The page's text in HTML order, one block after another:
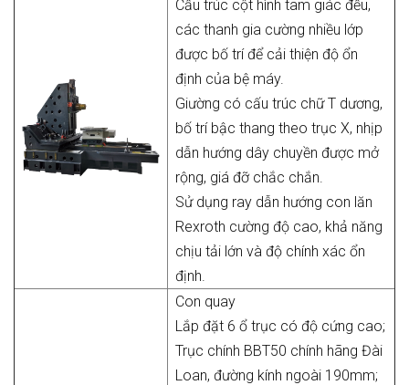
Cấu trúc cột hình tam giác đều,
các thanh gia cường nhiều lớp
được bố trí để cải thiện độ ổn
định của bệ máy.
Giường có cấu trúc chữ T dương,
bố trí bậc thang theo trục X, nhịp
dẫn hướng dây chuyền được mở
rộng, giá đỡ chắc chắn.
Sử dụng ray dẫn hướng con lăn
Rexroth cường độ cao, khả năng
chịu tải lớn và độ chính xác ổn
định.
Con quay
Lắp đặt 6 ổ trục có độ cứng cao;
Trục chính BBT50 chính hãng Đài
Loan, đường kính ngoài 190mm;